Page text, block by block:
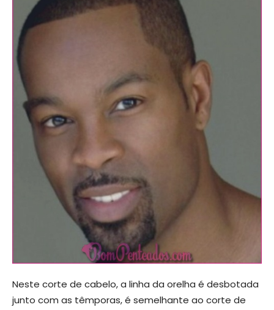
Neste corte de cabelo, a linha da orelha é desbotada
junto com as têmporas, é semelhante ao corte de